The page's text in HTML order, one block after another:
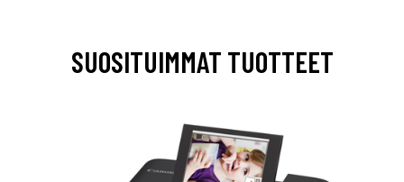
SUOSITUIMMAT TUOTTEET